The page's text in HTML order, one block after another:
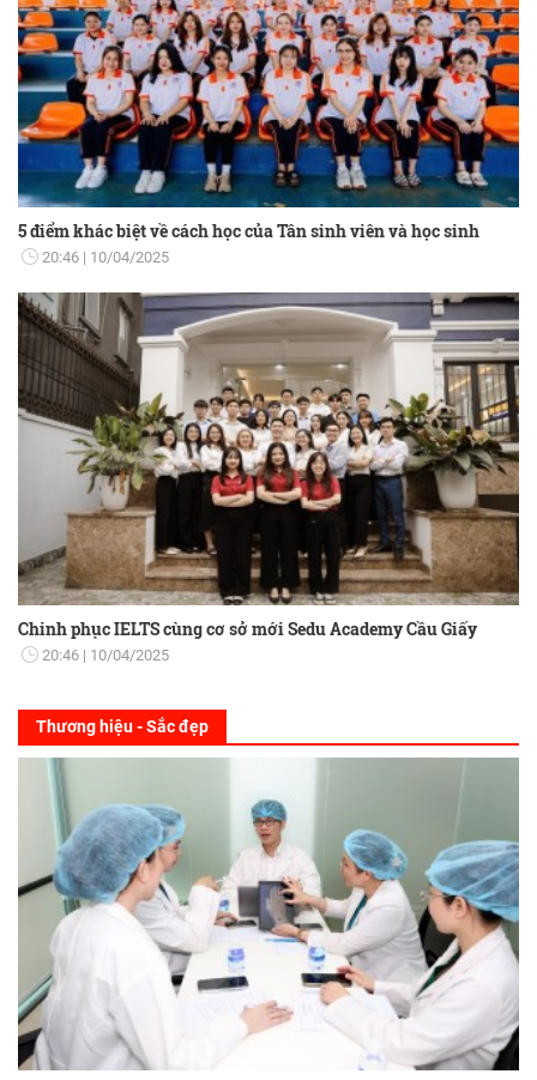
5 điểm khác biệt về cách học của Tân sinh viên và học sinh
20:46 10/04/2025
Chinh phục IELTS cùng cơ sở mới Sedu Academy Cầu Giấy
20:46 10/04/2025
Thương hiệu - Sắc đẹp